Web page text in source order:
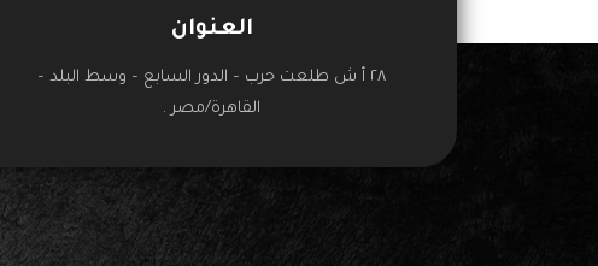
العنوان
٢٨ أ ش طلعت حرب – الدور السابع – وسط البلد –
القاهرة/مصر .